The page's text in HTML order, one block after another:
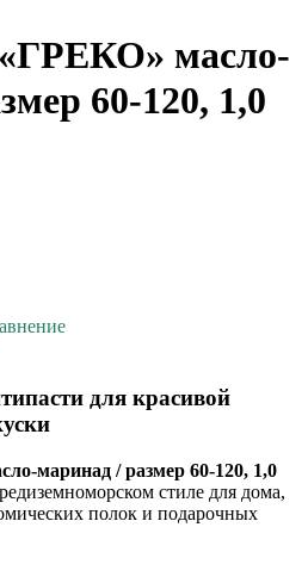
масло-
60-120, 1,0
для красивой
маринад / размер 60-120, 1,0
стиле для дома,
полок и подарочных